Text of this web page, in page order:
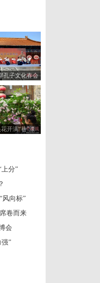
孔子文化春会
文庙启动
开满“巷”漂
分”
风向标”
卷而来
会
”